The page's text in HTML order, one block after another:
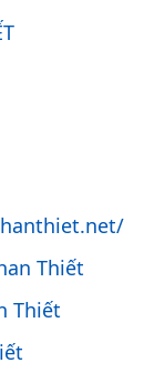
Thiết
Thiết